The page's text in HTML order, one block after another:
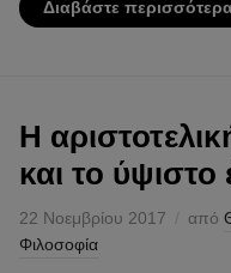
Διαβάστε
Η
και το
22 Νοεμβρίου 2017 από
Φιλοσοφία